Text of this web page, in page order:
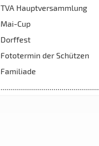
TVA Hauptversammlung
Mai-Cup
Dorffest
Fototermin der Schützen
Familiade
..................................................